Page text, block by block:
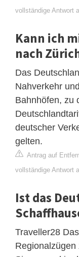
vollständige Antwort
Kann ich
nach
Das
Nahverkehr
Bahnhöfen, zu
deutscher
gelten.
Antrag auf
vollständige Antwort
Ist das
Traveller28